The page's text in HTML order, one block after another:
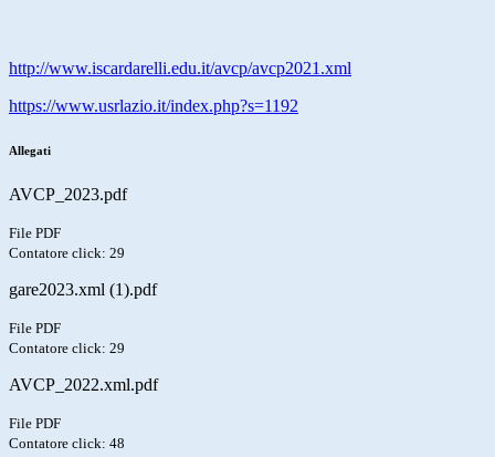
http://www.iscardarelli.edu.it/avcp/avcp2021.xml
https://www.usrlazio.it/index.php?s=1192
Allegati
AVCP_2023.pdf
File PDF
Contatore click: 29
gare2023.xml (1).pdf
File PDF
Contatore click: 29
AVCP_2022.xml.pdf
File PDF
Contatore click: 48